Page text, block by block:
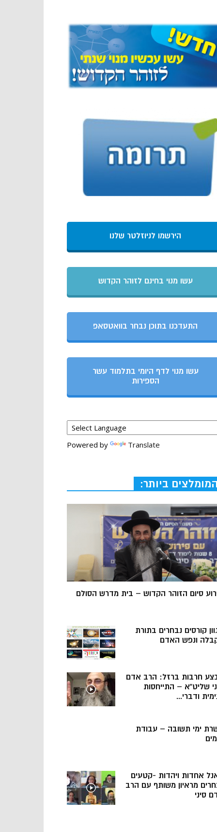
הירשמו לניוזלטר שלנו
עשו מנוי בחינם לזוהר הקדוש
התעדכנו בתוכן נבחר בוואטסאפ
עשו מנוי לדף היומי בתלמוד עשר
הספירות
Powered by Translate
המומלצים ביותר:
סיום הזוהר הקדוש – בית מדרש הסולם
קורסים נבחרים בתורת
ונפש האדם
חרבות ברזל: הרב אדם
שליט”א – התייחסות
ודברי...
ימי תשובה – עבודת
אחדות ויהדות -קטעים
מראיון משותף עם הרב
סיני